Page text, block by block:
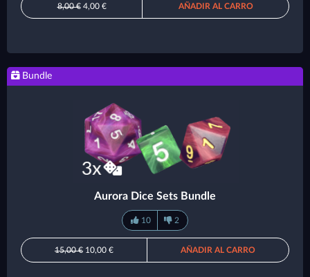
8,00 €4,00 € AÑADIR AL CARRO
Bundle
Aurora Dice Sets Bundle
10 2
15,00 € 10,00 € AÑADIR AL CARRO